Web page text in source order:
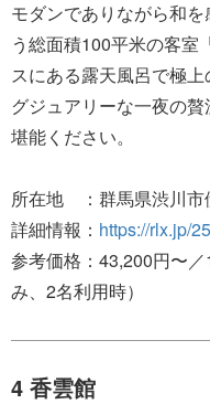
モダンでありながら和
う総面積100平米の客室
スにある露天風呂で極
グジュアリーな一夜の
堪能ください。
所在地 ：群馬県渋川市
詳細情報： https://rlx.jp/
参考価格：43,200円〜
み、2名利用時）
4 香雲館